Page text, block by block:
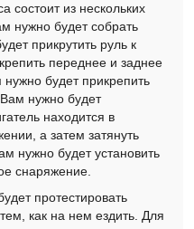
состоит из нескольких
нужно будет собрать
прикрутить руль к
переднее и заднее
будет прикрепить
нужно будет
находится в
а затем затянуть
нужно будет установить
снаряжение.
протестировать
как на нем ездить. Для